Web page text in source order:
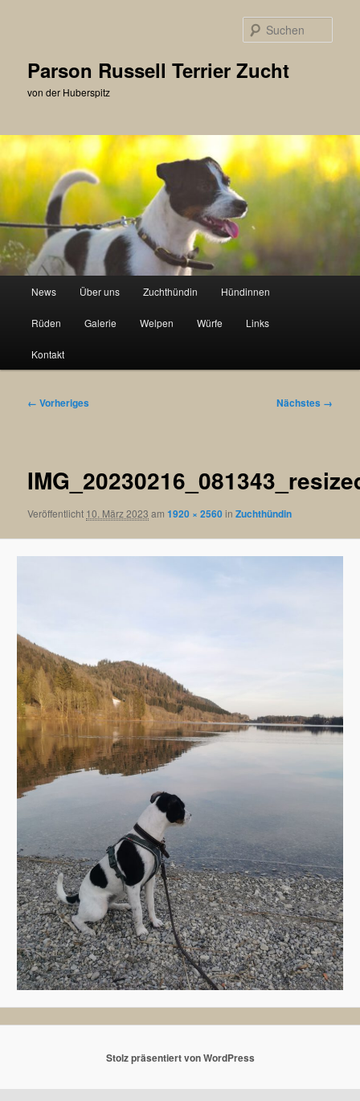
Parson Russell Terrier Zucht
von der Huberspitz
News Über uns Zuchthündin Hündinnen
Rüden Galerie Welpen Würfe Links
Kontakt
Bilder-
← Vorheriges Nächstes →
Veröffentlicht 10. März 2023 am1920 × 2560inZuchthündin
Stolz präsentiert von WordPress